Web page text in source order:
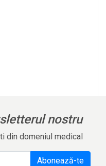
nostru
din domeniul medical
Abonează-te